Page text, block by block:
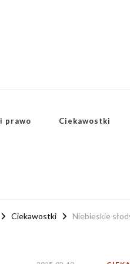
prawo Ciekawostki
Ciekawostki Niebieskie